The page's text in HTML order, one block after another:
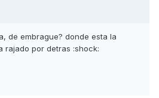
de embrague? donde esta la
rajado por detras :shock: